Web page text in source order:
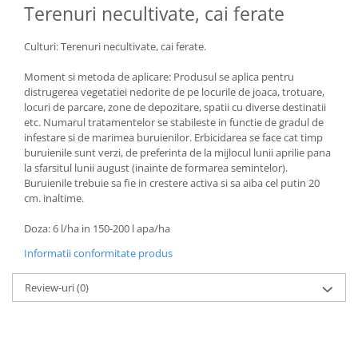
Terenuri necultivate, cai ferate
Culturi: Terenuri necultivate, cai ferate.
Moment si metoda de aplicare: Produsul se aplica pentru
distrugerea vegetatiei nedorite de pe locurile de joaca, trotuare,
locuri de parcare, zone de depozitare, spatii cu diverse destinatii
etc. Numarul tratamentelor se stabileste in functie de gradul de
infestare si de marimea buruienilor. Erbicidarea se face cat timp
buruienile sunt verzi, de preferinta de la mijlocul lunii aprilie pana
la sfarsitul lunii august (inainte de formarea semintelor).
Buruienile trebuie sa fie in crestere activa si sa aiba cel putin 20
cm. inaltime.
Doza: 6 l/ha in 150-200 l apa/ha
Informatii conformitate produs
Review-uri(0)